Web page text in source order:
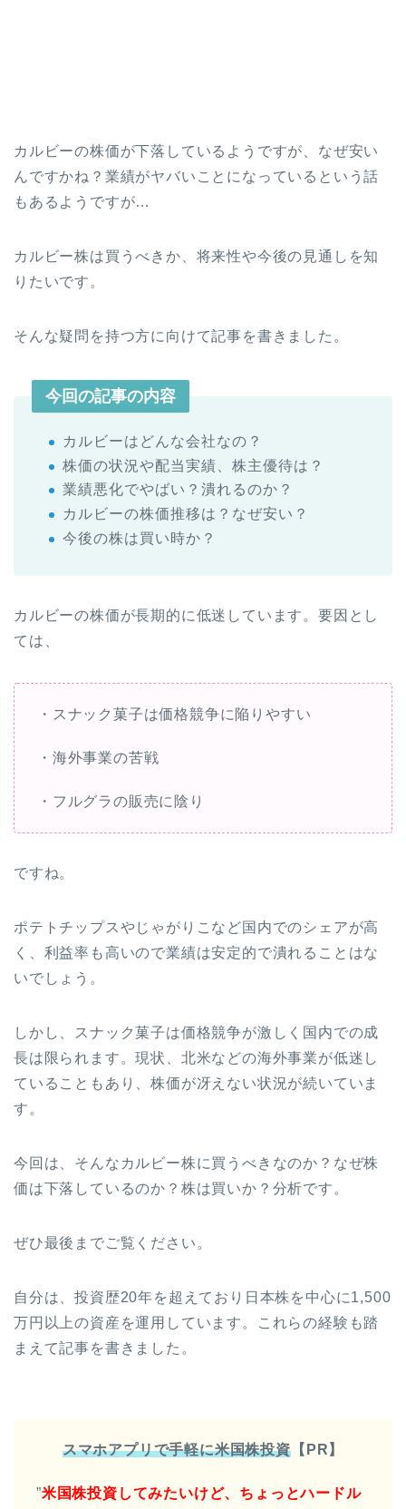
カルビーの株価が下落しているようですが、なぜ安い
んですかね？業績がヤバいことになっているという話
もあるようですが…
カルビー株は買うべきか、将来性や今後の見通しを知
りたいです。
そんな疑問を持つ方に向けて記事を書きました。
今回の記事の内容
カルビーはどんな会社なの？
株価の状況や配当実績、株主優待は？
業績悪化でやばい？潰れるのか？
カルビーの株価推移は？なぜ安い？
今後の株は買い時か？
カルビーの株価が長期的に低迷しています。要因とし
ては、
・スナック菓子は価格競争に陥りやすい
・海外事業の苦戦
・フルグラの販売に陰り
ですね。
ポテトチップスやじゃがりこなど国内でのシェアが高
く、利益率も高いので業績は安定的で潰れることはな
いでしょう。
しかし、スナック菓子は価格競争が激しく国内での成
長は限られます。現状、北米などの海外事業が低迷し
ていることもあり、株価が冴えない状況が続いていま
す。
今回は、そんなカルビー株に買うべきなのか？なぜ株
価は下落しているのか？株は買いか？分析です。
ぜひ最後までご覧ください。
自分は、投資歴20年を超えており日本株を中心に1,500
万円以上の資産を運用しています。
これらの経験も踏
まえて記事を書きました 。
スマホアプリで手軽に米国株投資【PR】
”米国株投資してみたいけど、ちょっとハードル